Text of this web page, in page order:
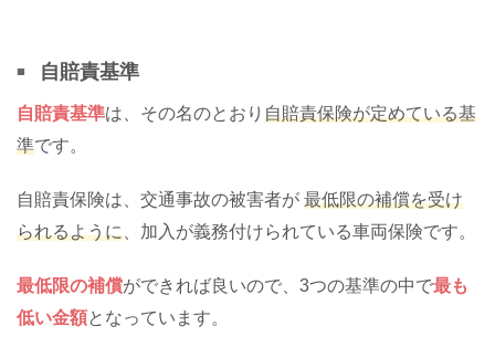
自賠責基準
自賠責基準は、その名のとおり 自賠責保険が定めている基
準です。
自賠責保険は、交通事故の被害者が 最低限の補償を受け
られるように 、加入が義務付けられている車両保険です。
最低限の補償ができれば良いので、3つの基準の中で最も
低い金額となっています。